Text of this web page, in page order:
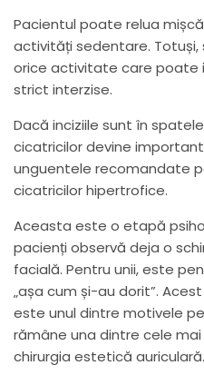
Pacientul poate relua
activități sedentare.
orice activitate care poate
strict interzise.
Dacă inciziile sunt în
cicatricilor devine
unguentele recomandate
cicatricilor hipertrofice.
Aceasta este o etapă
pacienți observă deja o
facială. Pentru unii, este
„așa cum și-au dorit”.
este unul dintre motivele
rămâne una dintre cele
chirurgia estetică auriculară.